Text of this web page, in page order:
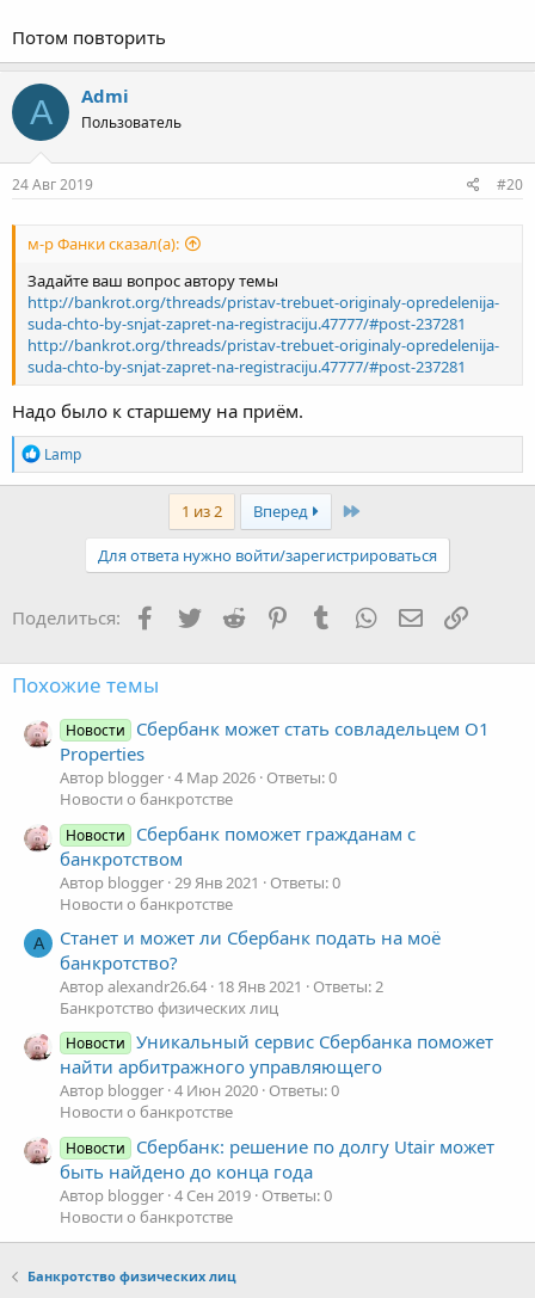
Потом повторить
A Admi
Пользователь
24 Авг 2019 #20
м-р Фанки сказал(а):
Задайте ваш вопрос автору темы
http://bankrot.org/threads/pristav-trebuet-originaly-opredelenija-
suda-chto-by-snjat-zapret-na-registraciju.47777/#post-237281
http://bankrot.org/threads/pristav-trebuet-originaly-opredelenija-
suda-chto-by-snjat-zapret-na-registraciju.47777/#post-237281
Надо было к старшему на приём.
Р
е
а
Lamp
1 из 2 Вперед Последняя
Для ответа нужно войти/зарегистрироваться
Поделиться: Facebook
TwitterReddit PinterestTumblr WhatsApp Ссылка
Похожие темы
Новости
Сбербанк может стать совладельцем O1
Properties
Автор blogger 4 Мар 2026 Ответы: 0
Новости о банкротстве
Новости
Сбербанк поможет гражданам с
банкротством
Автор blogger 29 Янв 2021
Ответы: 0
Новости о банкротстве
A
Станет и может ли Сбербанк подать на моё
банкротство?
Автор alexandr26.64 18 Янв 2021
Ответы: 2
Банкротство физических лиц
Новости
Уникальный сервис Сбербанка поможет
найти арбитражного управляющего
Автор blogger 4 Июн 2020 Ответы: 0
Новости о банкротстве
Новости
Сбербанк: решение по долгу Utair может
быть найдено до конца года
Автор blogger 4 Сен 2019 Ответы: 0
Новости о банкротстве
Банкротство физических лиц